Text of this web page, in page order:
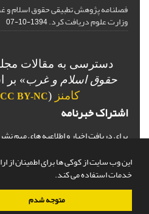
این وب سایت از کوکی ها برای اطمینان از
خدمات استفاده می کند.
متوجه شدم
فصلنامه پژوهش تطبیقی حقوق اسلام
وزارت علوم دریافت کرد.1394-10-07
دسترسی به مقالات
حقوق اسلام و غرب» بر
کامنز (
CC BY-NC
اشتراک خبرنامه
برای دریافت اخبار و اطلاعیه های مهم